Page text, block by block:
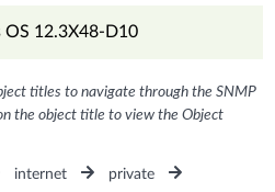
OS 12.3X48-D10
titles to navigate through the SNMP
the object title to view the Object
internet
private